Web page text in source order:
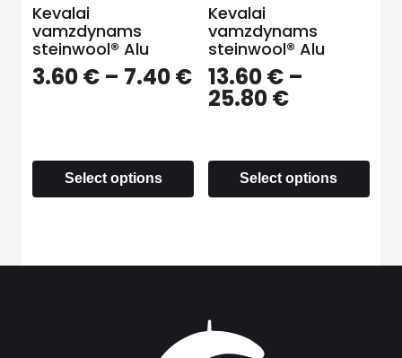
Kevalai
vamzdynams
steinwool® Alu
3.60€ – 7.40€
Select options
Kevalai
vamzdynams
steinwool® Alu
13.60€–
25.80€
Select options